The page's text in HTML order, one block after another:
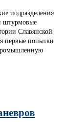
подразделения
штурмовые
Славянской
первые попытки